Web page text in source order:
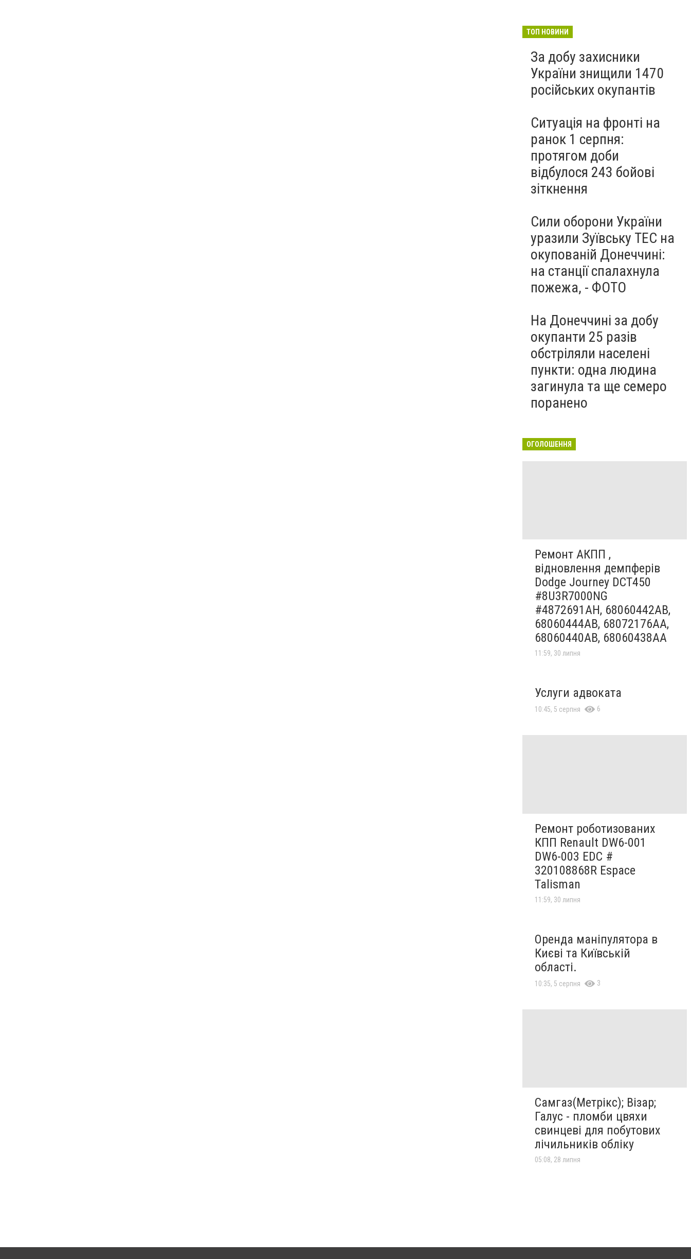
засудили до 8 років
метадону
6 серпня
ТОП НОВИНИ
За добу захисники
України знищили 1470
російських окупантів
Ситуація на фронті на
ранок 1 серпня:
протягом доби
відбулося 243 бойові
зіткнення
Сили оборони України
уразили Зуївську ТЕС на
окупованій Донеччині:
на станції спалахнула
пожежа, - ФОТО
На Донеччині за добу
окупанти 25 разів
обстріляли населені
пункти: одна людина
загинула та ще семеро
поранено
ОГОЛОШЕННЯ
Ремонт АКПП ,
відновлення демпферів
Dodge Journey DCT450
#8U3R7000NG
#4872691AH, 68060442AB,
68060444AB, 68072176AA,
68060440AB, 68060438AA
11:59, 30 липня
Услуги адвоката
10:45, 5 серпня 6
Ремонт роботизованих
КПП Renault DW6-001
DW6-003 EDC #
320108868R Espace
Talisman
11:59, 30 липня
Оренда маніпулятора в
Києві та Київській
області.
10:35, 5 серпня 3
Самгаз(Метрікс); Візар;
Галус - пломби цвяхи
свинцеві для побутових
лічильників обліку
05:08, 28 липня